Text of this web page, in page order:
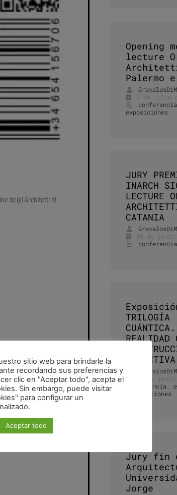
degli Architetti di
Opening
lecture
Palermo
3 de julio
exposiciones
JURY
INARCH
LECTURE
CATANIA
30 de junio
TRILOGÍA
REALIDAD
12 de junio
docencia
publicaciones
Jury fin
Jorge
sitio web para brindarle la
recordando sus preferencias y
clic en "Aceptar todo", acepta el
Sin embargo, puede visitar
para configurar un
Aceptar todo